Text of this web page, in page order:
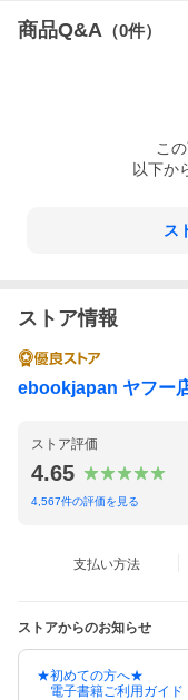
商品Q&A （0件）
この
以下か
ス
ストア情報
ebookjapan ヤフー
ストア評価
4.65
4,567件の評価を見る
支払い方法
ストアからのお知らせ
★初めての方へ★
電子書籍ご利用ガイド